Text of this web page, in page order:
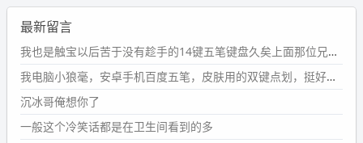
wdssmq
2024-09-23 21:00:49
#PubWord要不我每年汇总整理一次？？碎雨集_沉冰浮水_
第1页https://www.wdssmq.com/tag/%E7%A2%8E%E9%9
B%A8%E9%9B%86/
wdssmq
2024-09-23 20:58:40
最新留言
我也是触宝以后苦于没有趁手的14键五笔键盘久矣上面那位兄台用的百度双键点划布局我也用过很久，那个皮肤做得很粗糙，个别键位的触发区域是错位的，快速打字时很容易出错，修改它的皮肤文件校正后勉强能用，但早年出的皮肤分辨率太低，实在谈不上美观。百度小米定制版的商店里有一个"小黑板"皮肤还不错(百度官方输入法商店里没有)，但那个风格我不喜欢这两天找到了一个叫"森林集"的公众号，开发了海量的皮肤，很多都有14键版本，付费但很便宜，几块钱，终于有自己满意的输入法了搜了一下，这个工作室还是百度的官方合作伙伴，不知道为什么14键作品都不在官方商店上架，难道是百度官方在刻意放弃14键？
我电脑小狼毫，安卓手机百度五笔，皮肤用的双键点划，挺好的。
沉冰哥俺想你了
一般这个冷笑话都是在卫生间看到的多